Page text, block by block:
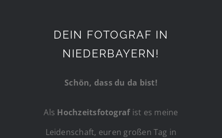
DEIN FOTOGRAF IN
NIEDERBAYERN!
Schön, dass du da bist!
Als Hochzeitsfotografist es meine
Leidenschaft, euren großen Tag in